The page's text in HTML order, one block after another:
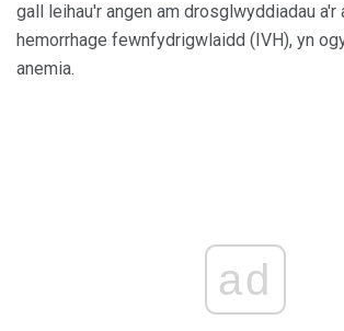
gall leihau'r angen am drosglwyddiadau a'r
hemorrhage fewnfydrigwlaidd (IVH), yn
anemia.
ad